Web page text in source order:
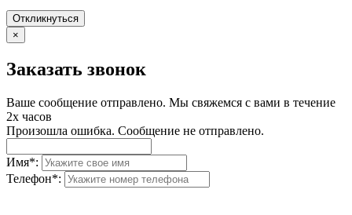
Откликнуться
×
Заказать звонок
Ваше сообщение отправлено. Мы свяжемся с вами в течение
2х часов
Произошла ошибка. Сообщение не отправлено.
Имя*:
Телефон*: